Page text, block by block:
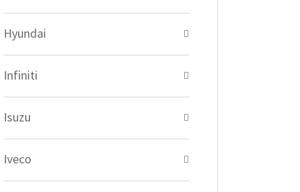
Hyundai
Infiniti
Isuzu
Iveco